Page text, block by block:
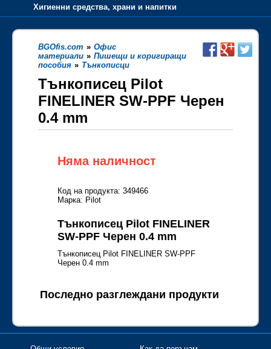
Хигиенни средства, храни и напитки
BGOfis.com » Офис
материали » Пишещи и коригиращи
пособия » Тънкописци
Тънкописец Pilot
FINELINER SW-PPF Черен
0.4 mm
Няма наличност
Код на продукта: 349466
Марка: Pilot
Тънкописец Pilot FINELINER
SW-PPF Черен 0.4 mm
Тънкописец Pilot FINELINER SW-PPF
Черен 0.4 mm
Последно разглеждани продукти